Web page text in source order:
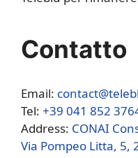
Contatto
Email:
Tel: +39 041 852
Address: CONAI
Via Pompeo Litta, 5,